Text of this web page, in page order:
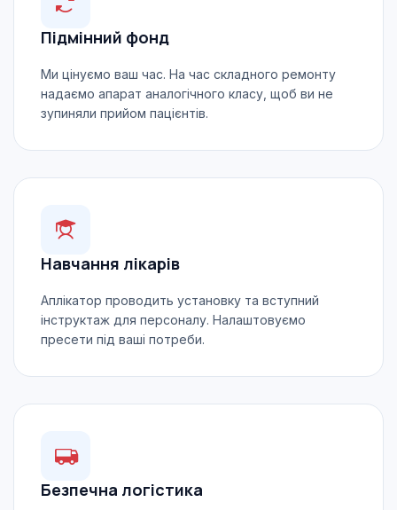
Підмінний фонд
Ми цінуємо ваш час. На час складного ремонту
надаємо апарат аналогічного класу, щоб ви не
зупиняли прийом пацієнтів.
Навчання лікарів
Аплікатор проводить установку та вступний
інструктаж для персоналу. Налаштовуємо
пресети під ваші потреби.
Безпечна логістика